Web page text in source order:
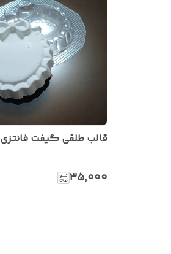
قالب طلقی گیفت فانتزی 7 سانتی
۳۵٬۰۰۰